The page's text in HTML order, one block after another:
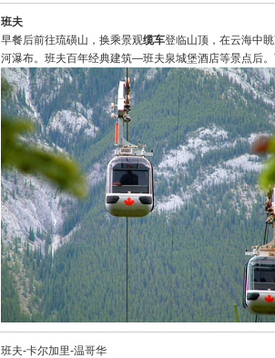
班夫
早餐后前往琉磺山，换乘景观缆车登临山顶，在云海中
河瀑布。班夫百年经典建筑—班夫泉城堡酒店等景点后
班夫-卡尔加里-温哥华